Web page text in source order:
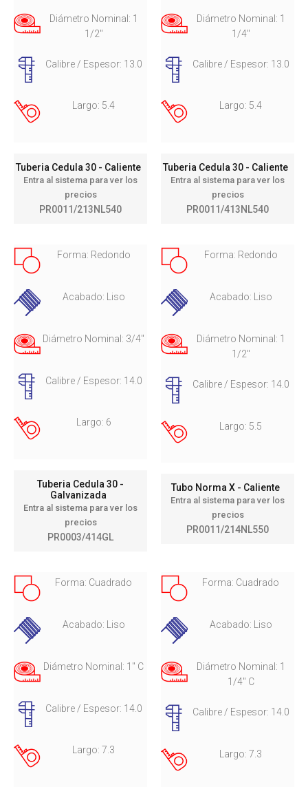
Diámetro Nominal: 1
1/2"
Calibre / Espesor: 13.0
Largo: 5.4
Tuberia Cedula 30 - Caliente
Entra al sistema para ver los
precios
PR0011/213NL540
Diámetro Nominal: 1
1/4"
Calibre / Espesor: 13.0
Largo: 5.4
Tuberia Cedula 30 - Caliente
Entra al sistema para ver los
precios
PR0011/413NL540
Forma: Redondo
Acabado: Liso
Diámetro Nominal: 3/4"
Calibre / Espesor: 14.0
Largo: 6
Tuberia Cedula 30 -
Galvanizada
Entra al sistema para ver los
precios
PR0003/414GL
Forma: Redondo
Acabado: Liso
Diámetro Nominal: 1
1/2"
Calibre / Espesor: 14.0
Largo: 5.5
Tubo Norma X - Caliente
Entra al sistema para ver los
precios
PR0011/214NL550
Forma: Cuadrado
Acabado: Liso
Diámetro Nominal: 1" C
Calibre / Espesor: 14.0
Largo: 7.3
Forma: Cuadrado
Acabado: Liso
Diámetro Nominal: 1
1/4" C
Calibre / Espesor: 14.0
Largo: 7.3